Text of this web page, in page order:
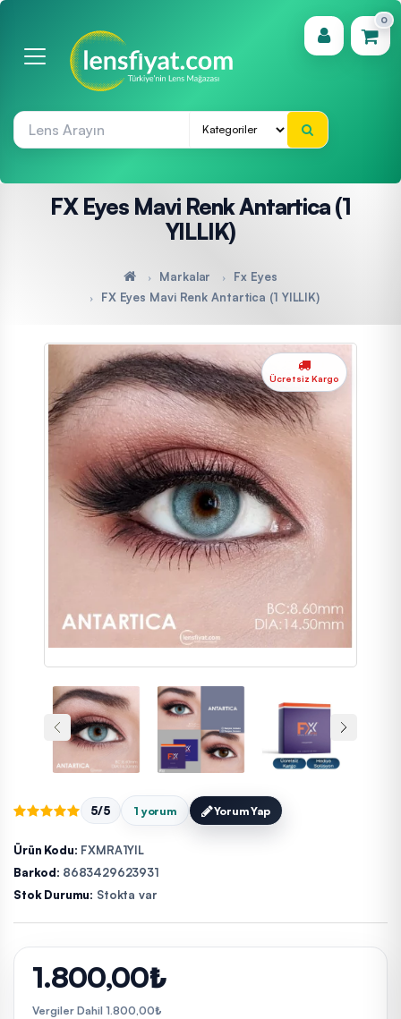
0
(0)
FX Eyes Mavi Renk Antartica (1
YILLIK)
Markalar
Fx Eyes
FX Eyes Mavi Renk Antartica (1 YILLIK)
Ücretsiz Kargo
5/5 1 yorum Yorum Yap
Ürün Kodu: FXMRA1YIL
Barkod: 8683429623931
Stok Durumu: Stokta var
1.800,00₺
Vergiler Dahil 1.800,00₺